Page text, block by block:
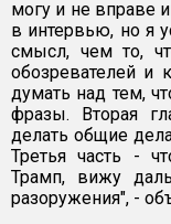
могу и не вправе
в интервью, но я
смысл, чем то,
обозревателей и
думать над тем,
фразы. Вторая
делать общие
Третья часть -
Трамп, вижу
разоружения", -